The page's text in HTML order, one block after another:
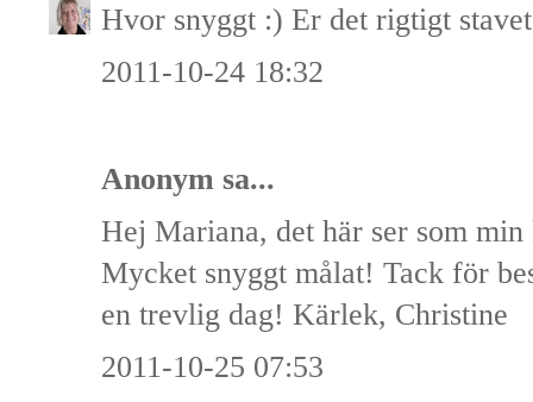
Hvor snyggt :) Er det rigtigt
2011-10-24 18:32
Anonym sa...
Hej Mariana, det här ser som
Mycket snyggt målat! Tack för
en trevlig dag! Kärlek, Christine
2011-10-25 07:53